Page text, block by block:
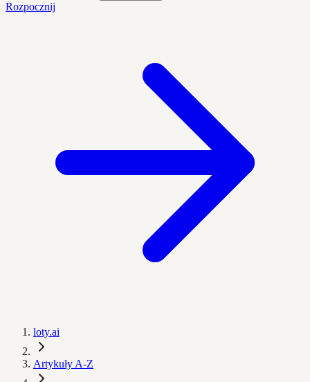
Rozpocznij
loty.ai
Artykuły A-Z